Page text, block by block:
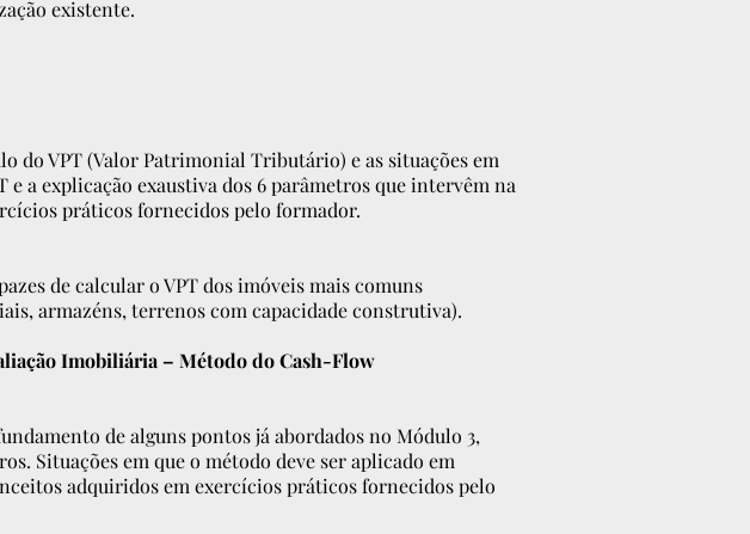
existente.
do VPT (Valor Patrimonial Tributário) e as situações em
a explicação exaustiva dos 6 parâmetros que intervêm na
práticos fornecidos pelo formador.
de calcular o VPT dos imóveis mais comuns
armazéns, terrenos com capacidade construtiva).
Imobiliária – Método do Cash-Flow
de alguns pontos já abordados no Módulo 3,
Situações em que o método deve ser aplicado em
adquiridos em exercícios práticos fornecidos pelo